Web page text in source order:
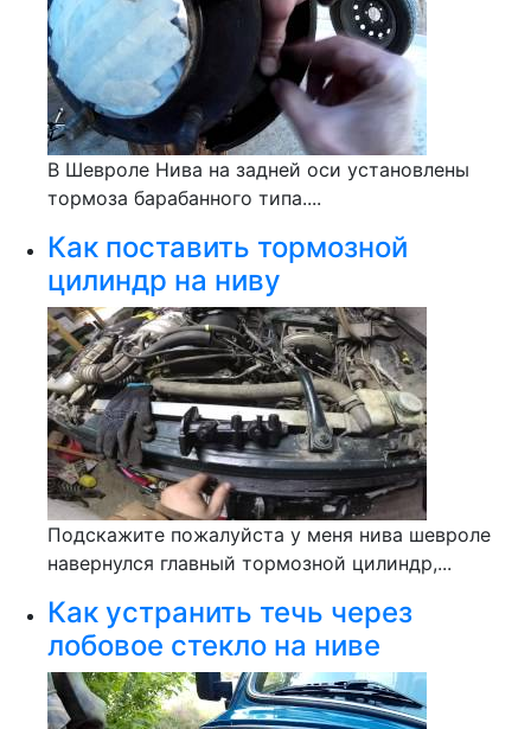
В Шевроле Нива на задней оси установлены
тормоза барабанного типа....
Как поставить тормозной
цилиндр на ниву
Подскажите пожалуйста у меня нива шевроле
навернулся главный тормозной цилиндр,...
Как устранить течь через
лобовое стекло на ниве